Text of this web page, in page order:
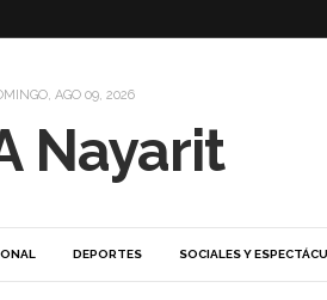
AGO 09, 2026
DEPORTES SOCIALES Y